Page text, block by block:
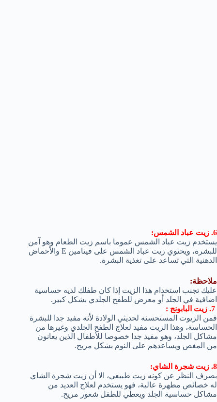
6. زيت عباد الشمس:
يستخدم زيت عباد الشمس عموما باسم زيت الطعام وهو آمن
للبشرة، ويحتوي زيت عباد الشمس على فيتامين E والأحماض
الدهنية التي تساعد على تغذية البشرة.
ملاحظة:
عليك تجنب استخدام هذا الزيت إذا كان طفلك لديه حساسية
اضافية في الجلد أو معرض للطفح الجلدي بشكل كبير.
فمن الزيوت المستحسنه لحديثي الولادة لأنه مفيد جدا للبشرة
الحساسة، وهذا الزيت مفيد لعلاج الطفح الجلدي وغيرها من
مشاكل الجلد، وهو مفيد جدا خصوصا للأطفال الذين يعانون
من المغص ويساعدهم على النوم بشكل مريح.
8. زيت شجرة الشاي:
بصرف النظر عن كونه زيت طبيعي، الا أن زيت شجرة الشاي
له خصائص مطهرة عالية، فهو يستخدم لعلاج العديد من
مشاكل حساسية الجلد ويعطي للطفل شعور مريح.